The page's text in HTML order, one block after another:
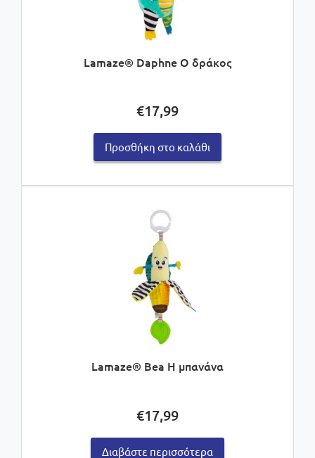
Lamaze® Daphne Ο δράκος
€17,99
Προσθήκη στο καλάθι
Lamaze® Bea Η μπανάνα
€17,99
Διαβάστε περισσότερα